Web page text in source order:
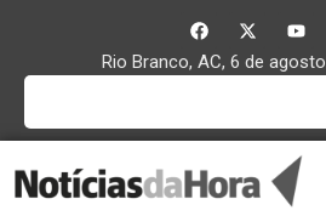
Rio Branco, AC, 6 de